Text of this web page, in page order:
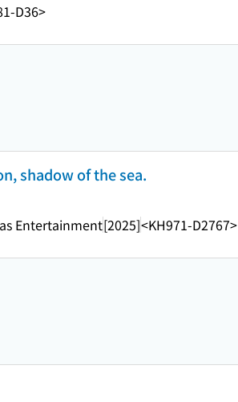
D36>
shadow of the sea.
Entertainment[2025]<KH971-D2767>